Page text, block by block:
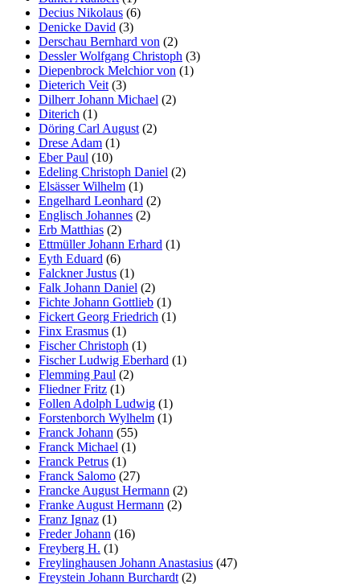
Decius Nikolaus (6)
Denicke David (3)
Derschau Bernhard von (2)
Dessler Wolfgang Christoph (3)
Diepenbrock Melchior von (1)
Dieterich Veit(3)
Dilherr Johann Michael (2)
Diterich (1)
Döring Carl August(2)
Drese Adam (1)
Eber Paul (10)
Edeling Christoph Daniel (2)
Elsässer Wilhelm (1)
Engelhard Leonhard (2)
Englisch Johannes (2)
Erb Matthias (2)
Ettmüller Johann Erhard (1)
Eyth Eduard (6)
Falckner Justus (1)
Falk Johann Daniel (2)
Fichte Johann Gottlieb (1)
Fickert Georg Friedrich (1)
Finx Erasmus (1)
Fischer Christoph (1)
Fischer Ludwig Eberhard (1)
Flemming Paul (2)
Fliedner Fritz (1)
Follen Adolph Ludwig (1)
Forstenborch Wylhelm (1)
Franck Johann (55)
Franck Michael (1)
Franck Petrus (1)
Franck Salomo (27)
Francke August Hermann (2)
Franke August Hermann (2)
Franz Ignaz (1)
Freder Johann (16)
Freyberg H. (1)
Freylinghausen Johann Anastasius (47)
Freystein Johann Burchardt(2)